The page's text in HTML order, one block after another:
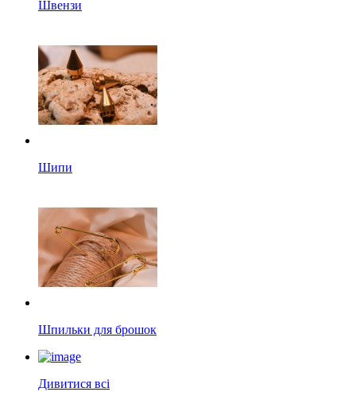
Швензи
Шипи
Шпильки для брошок
Дивитися всі